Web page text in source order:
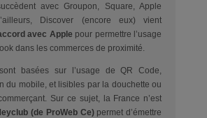
avec Groupon, Square, Apple
Discover (encore eux) vient
avec Apple pour permettre l’usage
dans les commerces de proximité.
basées sur l’usage de QR Code,
du mobile, et lisibles par la douchette ou
Sur ce sujet, la France n’est
(de ProWeb Ce)permet d’émettre